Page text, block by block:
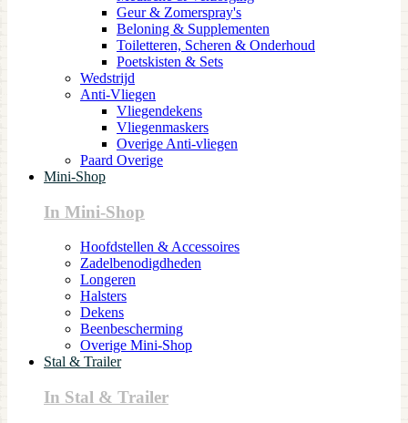
Geur & Zomerspray's
Beloning & Supplementen
Toiletteren, Scheren & Onderhoud
Poetskisten & Sets
Wedstrijd
Anti-Vliegen
Vliegendekens
Vliegenmaskers
Overige Anti-vliegen
Paard Overige
Mini-Shop
In Mini-Shop
Hoofdstellen & Accessoires
Zadelbenodigdheden
Longeren
Halsters
Dekens
Beenbescherming
Overige Mini-Shop
Stal & Trailer
In Stal & Trailer